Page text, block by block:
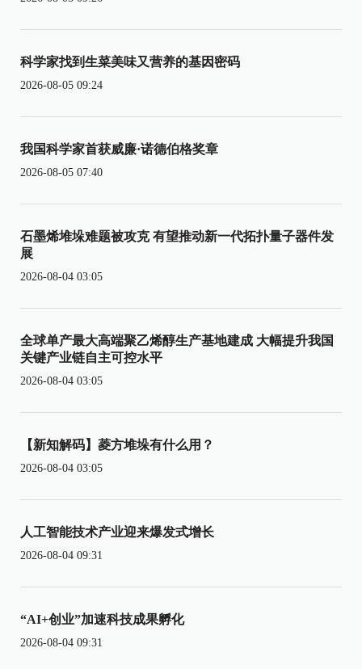
科学家找到生菜美味又营养的基因密码
2026-08-05 09:24
我国科学家首获威廉·诺德伯格奖章
2026-08-05 07:40
石墨烯堆垛难题被攻克 有望推动新一代拓扑量子器件发
展
2026-08-04 03:05
全球单产最大高端聚乙烯醇生产基地建成 大幅提升我国
关键产业链自主可控水平
2026-08-04 03:05
【新知解码】菱方堆垛有什么用？
2026-08-04 03:05
人工智能技术产业迎来爆发式增长
2026-08-04 09:31
“AI+创业”加速科技成果孵化
2026-08-04 09:31